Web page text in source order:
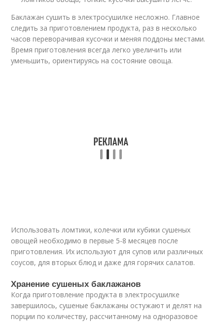
Баклажан сушить в электросушилке несложно. Главное
следить за приготовлением продукта, раз в несколько
часов переворачивая кусочки и меняя поддоны местами.
Время приготовления всегда легко увеличить или
уменьшить, ориентируясь на состояние овоща.
Использовать ломтики, колечки или кубики сушеных
овощей необходимо в первые 5-8 месяцев после
приготовления. Их используют для супов или различных
соусов, для вторых блюд и даже для горячих салатов.
Хранение сушеных баклажанов
Когда приготовление продукта в электросушилке
завершилось, сушеные баклажаны остужают и делят на
порции по количеству, рассчитанному на одноразовое